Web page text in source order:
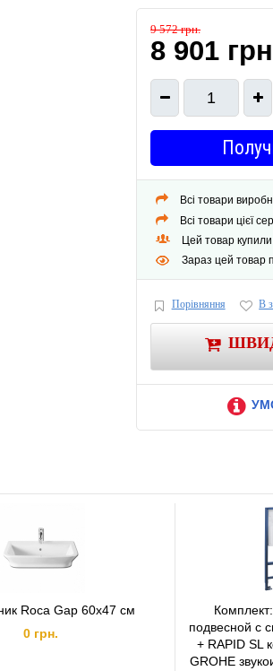
9 572 грн.
8 901
1
Всі товари
Всі товари цієї
Цей товар
Зараз цей товар
Порівняння В
Roca Gap 60x47 см
0 грн.
подвесной с
+ RAPID SL
GROHE